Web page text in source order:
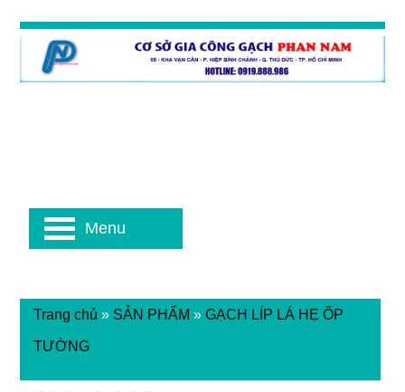
Trang chủ » SẢN PHẨM » GẠCH LÍP LÁ HẸ ỐP
TƯỜNG
Menu